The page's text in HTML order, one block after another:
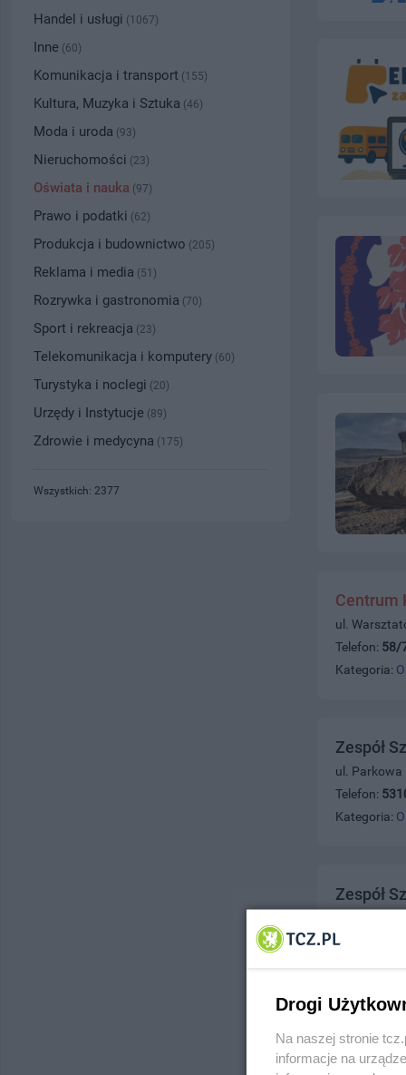
Centrum
ul.
Telefon: 58/
Kategoria:
Zespół
ul. Parkowa
Telefon:
Kategoria:
Zespół
Telefon:
Zespół
ul. Gdańska
Handel i usługi (1067)
Inne (60)
Komunikacja i transport (155)
Kultura, Muzyka i Sztuka (46)
Moda i uroda (93)
Nieruchomości (23)
Oświata i nauka (97)
Prawo i podatki (62)
Produkcja i budownictwo (205)
Reklama i media (51)
Rozrywka i gastronomia (70)
Sport i rekreacja (23)
Telekomunikacja i komputery (60)
Turystyka i noclegi (20)
Urzędy i Instytucje (89)
Zdrowie i medycyna (175)
Wszystkich: 2377
Drogi
Na naszej stronie
informacje na